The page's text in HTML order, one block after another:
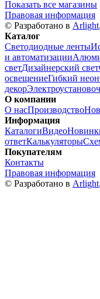
Показать все магазины
Правовая информация
© Разработано в Arlight
Каталог
Светодиодные ленты
и автоматизации
светДизайнерский свет
освещениеГибкий неон
декор
О компании
О насПроизводство
Информация
КаталогиВидео
ответКалькуляторы
Покупателям
Контакты
Правовая информация
© Разработано в Arlight